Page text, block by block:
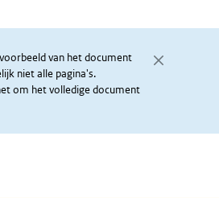
van het document
niet alle pagina's.
om het volledige document